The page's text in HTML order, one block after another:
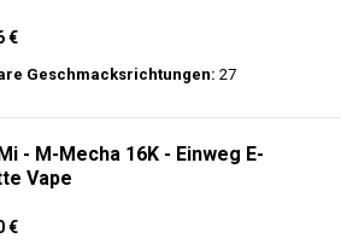
€
Geschmacksrichtungen: 27
- M-Mecha 16K - Einweg E-
Vape
€